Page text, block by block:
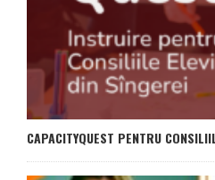
CAPACITYQUEST PENTRU